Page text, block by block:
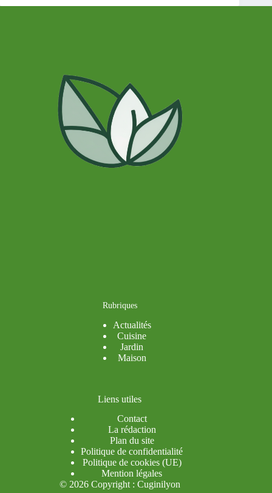
Rubriques
Actualités
Cuisine
Jardin
Maison
Liens utiles
Contact
La rédaction
Plan du site
Politique de confidentialité
Politique de cookies (UE)
Mention légales
© 2026 Copyright : Cuginilyon